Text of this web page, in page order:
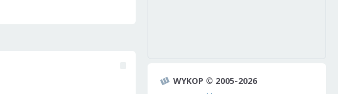
WYKOP © 2005-2026